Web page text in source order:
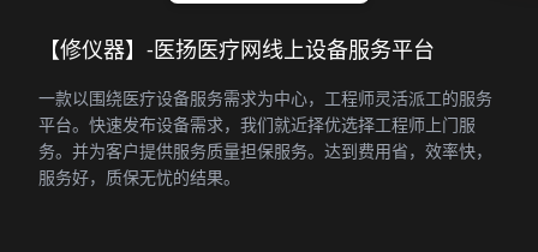
【修仪器】-医扬医疗网线上设备服务平台
一款以围绕医疗设备服务需求为中心，工程师灵活派工的服务
平台。快速发布设备需求，我们就近择优选择工程师上门服
务。并为客户提供服务质量担保服务。达到费用省，效率快，
服务好，质保无忧的结果。